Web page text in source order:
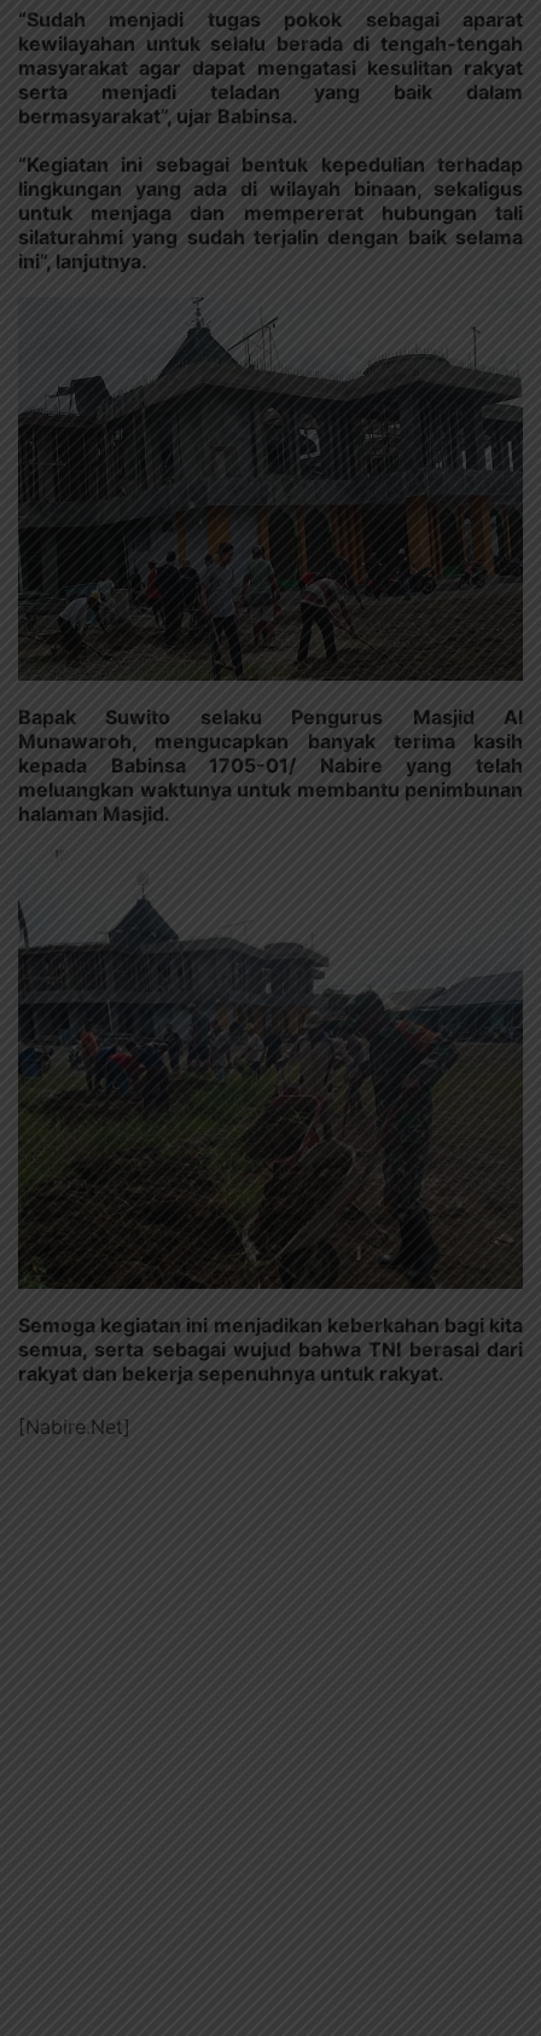
“Sudah menjadi tugas pokok sebagai aparat
kewilayahan untuk selalu berada di tengah-tengah
masyarakat agar dapat mengatasi kesulitan rakyat
serta menjadi teladan yang baik dalam
bermasyarakat”, ujar Babinsa.
“Kegiatan ini sebagai bentuk kepedulian terhadap
lingkungan yang ada di wilayah binaan, sekaligus
untuk menjaga dan mempererat hubungan tali
silaturahmi yang sudah terjalin dengan baik selama
ini”, lanjutnya.
Bapak Suwito selaku Pengurus Masjid Al
Munawaroh, mengucapkan banyak terima kasih
kepada Babinsa 1705-01/ Nabire yang telah
meluangkan waktunya untuk membantu penimbunan
halaman Masjid.
Semoga kegiatan ini menjadikan keberkahan bagi kita
semua, serta sebagai wujud bahwa TNI berasal dari
rakyat dan bekerja sepenuhnya untuk rakyat.
[Nabire.Net]